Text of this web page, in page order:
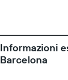
Informazioni
Barcelona